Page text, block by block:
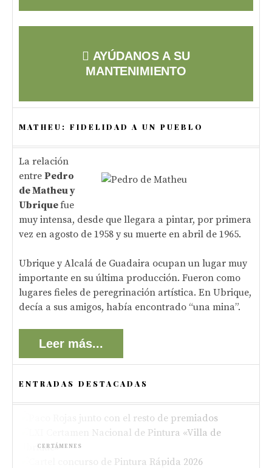
AYÚDANOS A SU
MANTENIMIENTO
MATHEU: FIDELIDAD A UN PUEBLO
La relación
entre Pedro
de Matheu y
Ubriquefue
muy intensa, desde que llegara a pintar, por primera
vez en agosto de 1958 y su muerte en abril de 1965.
Ubrique y Alcalá de Guadaira ocupan un lugar muy
importante en su última producción. Fueron como
lugares fieles de peregrinación artística. En Ubrique,
decía a sus amigos, había encontrado “una mina”.
Leer más...
ENTRADAS DESTACADAS
Paco Rojas premiado en el XIII Concurso de
Pintura de Alboraya 2026
CERTÁMENES
Bases del LXI Certamen Nacional de Pintura